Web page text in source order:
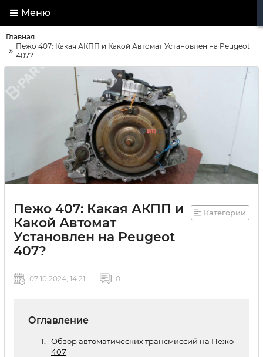
Меню
Главная
Пежо 407: Какая АКПП и Какой Автомат Установлен на Peugeot
407?
Пежо 407: Какая АКПП и
Какой Автомат
Установлен на Peugeot
407?
Категории
07 10 2024, 14:21 0
Оглавление
Обзор автоматических трансмиссий на Пежо
407